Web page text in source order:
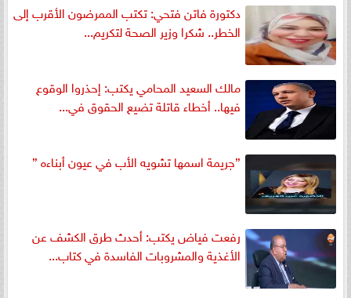
دكتورة فاتن فتحي: تكتب الممرضون الأقرب إلى
الخطر.. شكرا وزير الصحة لتكريم...
مالك السعيد المحامي يكتب: إحذروا الوقوع
فيها.. أخطاء قاتلة تضيع الحقوق في...
”جريمة اسمها تشويه الأب في عيون أبناءه ”
رفعت فياض يكتب: أحدث طرق الكشف عن
الأغذية والمشروبات الفاسدة في كتاب...